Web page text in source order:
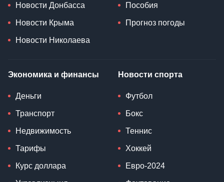
Новости Донбасса
Новости Крыма
Новости Николаева
Пособия
Прогноз погоды
Экономика и финансы
Деньги
Транспорт
Недвижимость
Тарифы
Курс доллара
Новости спорта
Футбол
Бокс
Теннис
Хоккей
Евро-2024